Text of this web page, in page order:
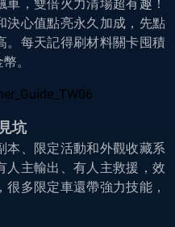
，雙倍火力清場超有趣！
決心值點亮永久加成，先點
。每天記得刷材料關卡囤積
。
坑
本、限定活動和外觀收藏系
人主輸出、有人主救援，效
多限定車還帶強力技能，